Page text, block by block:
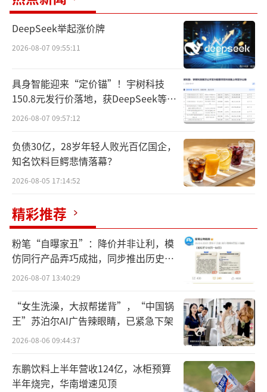
点究竟在哪里？
要解开这个谜题，我们首先需要看清楚零
售商业的两种呈现方式：一个基本上代表过去
式，叫做货架时代；一个是现在及未来式，叫
做人群时代。
市、综合商场，还有早期的传统电商店铺，核
心逻辑全都是围绕货架做生意。
主角，消费者只是被动接受的一方，所有运营
动作，全都围着产品转。
货架，就是货架时代的核心运营单元。它
没法直接促成成交，却是交易发生的基础。
线下开店，货架的摆放位置、整体布局，
直接左右顾客的行走动线。商品放在上层、中
选得巧，销量自然水涨船高。
DeepSeek举起涨价牌
2026-08-07 09:55:11
具身智能迎来“定价锚”！宇树科技
150.8元发行价落地，获DeepSeek等豪
华战配加持
2026-08-07 09:57:12
负债30亿，28岁年轻人败光百亿国企，
知名饮料巨鳄悲情落幕？
2026-08-05 17:14:52
精彩推荐
粉笔“自曝家丑”：降价并非让利，模
仿同行产品弄巧成拙，同步推出历史学
员退费方案
2026-08-07 13:40:29
“女生洗澡，大叔帮搓背”，“中国锅
王”苏泊尔AI广告辣眼睛，已紧急下架
2026-08-06 09:44:37
东鹏饮料上半年营收124亿，冰柜预算
半年烧完，华南增速见顶